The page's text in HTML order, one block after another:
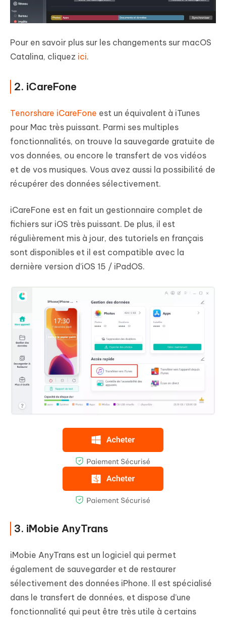
Pour en savoir plus sur les changements sur macOS
Catalina, cliquez ici.
2. iCareFone
Tenorshare iCareFone est un équivalent à iTunes
pour Mac très puissant. Parmi ses multiples
fonctionnalités, on trouve la sauvegarde gratuite de
vos données, ou encore le transfert de vos vidéos
et de vos musiques. Vous avez aussi la possibilité de
récupérer des données sélectivement.
iCareFone est en fait un gestionnaire complet de
fichiers sur iOS très puissant. De plus, il est
régulièrement mis à jour, des tutoriels en français
sont disponibles et il est compatible avec la
dernière version d’iOS 15 / iPadOS.
3. iMobie AnyTrans
iMobie AnyTrans est un logiciel qui permet
également de sauvegarder et de restaurer
sélectivement des données iPhone. Il est spécialisé
dans le transfert de données, et dispose d’une
fonctionnalité qui peut être très utile à certains